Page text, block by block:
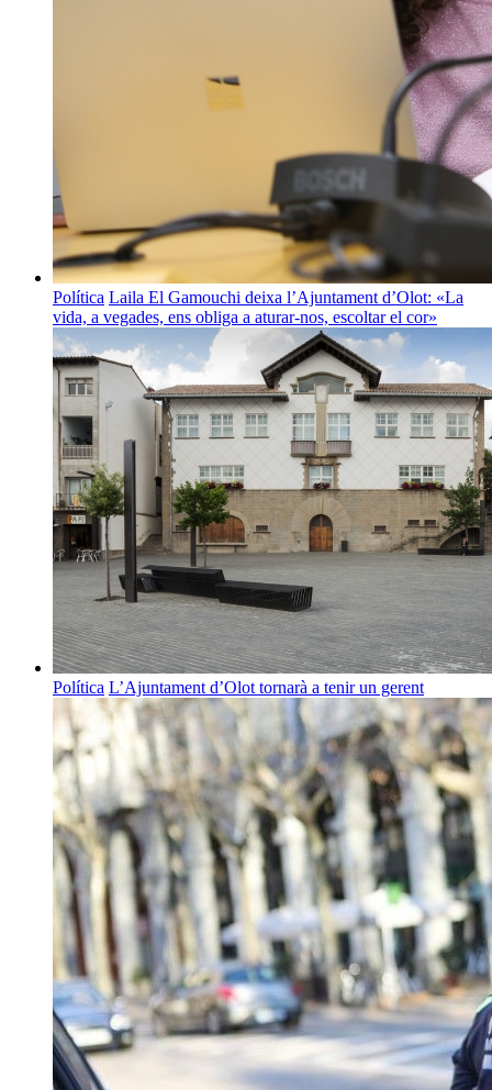
Política Laila El Gamouchi deixa l’Ajuntament d’Olot: «La
vida, a vegades, ens obliga a aturar-nos, escoltar el cor»
Política L’Ajuntament d’Olot tornarà a tenir un gerent